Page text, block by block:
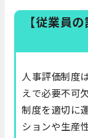
【従業員
人事評価制度
えで必要不可
制度を適切に
ションや生産